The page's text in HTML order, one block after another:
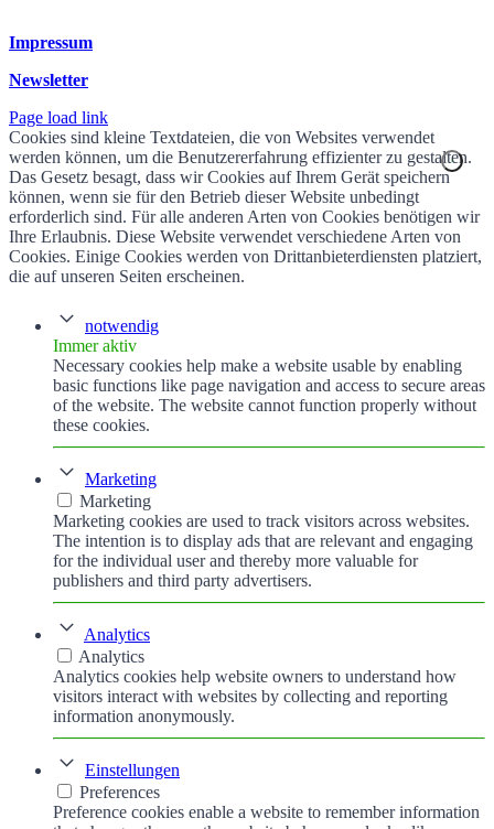
Impressum
Newsletter
Page load link
Cookies sind kleine Textdateien, die von Websites verwendet
werden können, um die Benutzererfahrung effizienter zu gestalten.
Das Gesetz besagt, dass wir Cookies auf Ihrem Gerät speichern
können, wenn sie für den Betrieb dieser Website unbedingt
erforderlich sind. Für alle anderen Arten von Cookies benötigen wir
Ihre Erlaubnis. Diese Website verwendet verschiedene Arten von
Cookies. Einige Cookies werden von Drittanbieterdiensten platziert,
die auf unseren Seiten erscheinen.
notwendig
Immer aktiv
Necessary cookies help make a website usable by enabling
basic functions like page navigation and access to secure areas
of the website. The website cannot function properly without
these cookies.
Marketing
Marketing
Marketing cookies are used to track visitors across websites.
The intention is to display ads that are relevant and engaging
for the individual user and thereby more valuable for
publishers and third party advertisers.
Analytics
Analytics
Analytics cookies help website owners to understand how
visitors interact with websites by collecting and reporting
information anonymously.
Einstellungen
Preferences
Preference cookies enable a website to remember information